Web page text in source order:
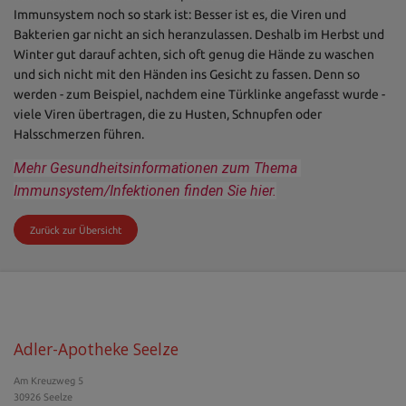
Zurück zur Übersicht
Immunsystem noch so stark ist: Besser ist es, die Viren und
Bakterien gar nicht an sich heranzulassen. Deshalb im Herbst und
Winter gut darauf achten, sich oft genug die Hände zu waschen
und sich nicht mit den Händen ins Gesicht zu fassen. Denn so
werden - zum Beispiel, nachdem eine Türklinke angefasst wurde -
viele Viren übertragen, die zu Husten, Schnupfen oder
Halsschmerzen führen.
Mehr Gesundheitsinformationen zum Thema
Immunsystem/Infektionen finden Sie hier.
Adler-Apotheke Seelze
Am Kreuzweg 5
30926 Seelze